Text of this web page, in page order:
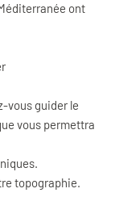
ont
vous guider le
vous permettra
topographie.